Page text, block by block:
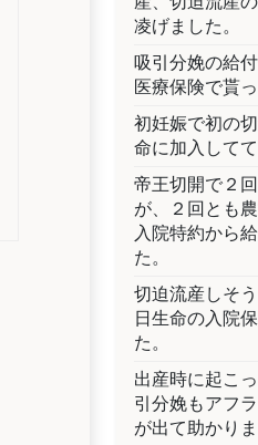
凌げました。
吸引分娩の給
医療保険で貰
初妊娠で初の
命に加入して
帝王切開で２
が、２回とも
入院特約から
た。
切迫流産しそ
日生命の入院
た。
出産時に起こ
引分娩もアフ
が出て助かり